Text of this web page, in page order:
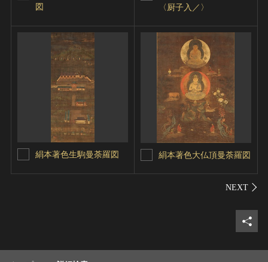
図
〈厨子入／〉
絹本著色生駒曼荼羅図 絹本著色大仏頂曼荼羅図
シェ